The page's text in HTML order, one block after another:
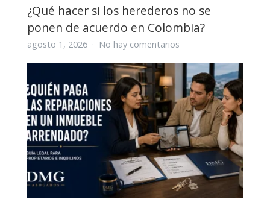
sin
pagaré
¿Qué hacer si los herederos no se
ponen de acuerdo en Colombia?
agosto 1, 2026 No hay comentariosen
los
herederos
no
se
ponen
de
acuerdo
en